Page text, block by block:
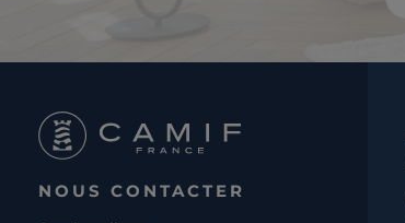
NOUS CONTACTER